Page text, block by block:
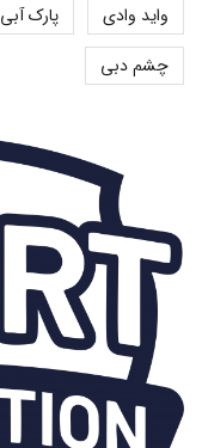
واید وادی
پارک آبی
چشم دبی